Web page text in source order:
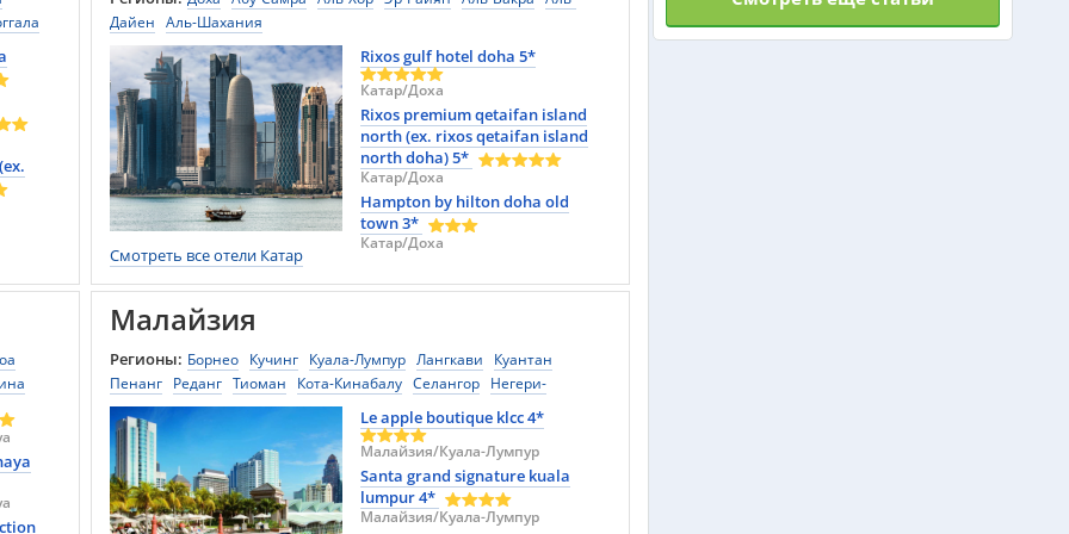
Дайен Аль-Шахания
Rixos gulf hotel doha 5*
Катар/Доха
Rixos premium qetaifan island
north (ex. rixos qetaifan island
north doha) 5*
Катар/Доха
Hampton by hilton doha old
town 3*
Катар/Доха
Смотреть все отели Катар
Малайзия
Регионы: Борнео Кучинг Куала-Лумпур Лангкави
Куантан
Пенанг Реданг Тиоман Кота-Кинабалу Селангор Негери-
Сембилан Сабах Джохор Паханг Путраджая Теренггану
Кедах Перлис
Le apple boutique klcc 4*
Малайзия/Куала-Лумпур
Santa grand signature kuala
lumpur 4*
Малайзия/Куала-Лумпур